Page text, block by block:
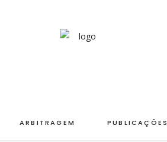
ARBITRAGEM PUBLICAÇÕES